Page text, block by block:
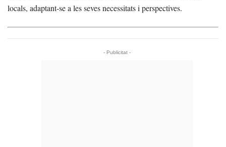
locals, adaptant-se a les seves necessitats i perspectives.
- Publicitat -